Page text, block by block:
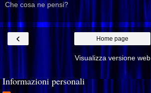
Che cosa ne pensi?
‹ Home page
Visualizza versione web
Informazioni personali